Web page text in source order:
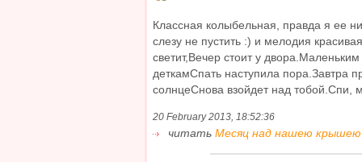
Классная колыбельная, правда я ее
слезу не пустить :) и мелодия
светит,Вечер стоит у
деткамСпать наступила пора.Завтра
солнцеСнова взойдет над
20 February 2013, 18:52:36
читать Месяц над нашею крышею